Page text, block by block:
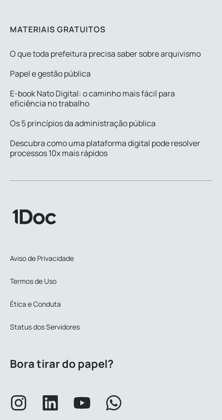
MATERIAIS GRATUITOS
O que toda prefeitura precisa saber sobre arquivismo
Papel e gestão pública
E-book Nato Digital: o caminho mais fácil para
eficiência no trabalho
Os 5 princípios da administração pública
Descubra como uma plataforma digital pode resolver
processos 10x mais rápidos
Aviso de Privacidade
Termos de Uso
Ética e Conduta
Status dos Servidores
Bora tirar do papel?